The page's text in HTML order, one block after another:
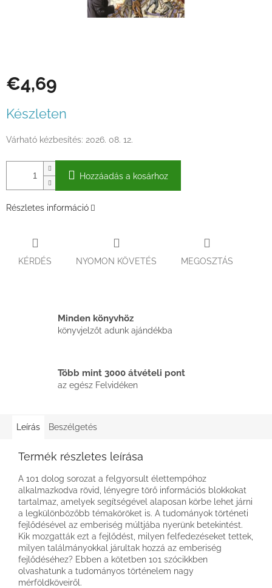
€4,69
Készleten
Várható kézbesítés: 2026. 08. 12.
Hozzáadás a kosárhoz
Részletes információ
KÉRDÉS NYOMON KÖVETÉS MEGOSZTÁS
Minden könyvhöz
könyvjelzőt adunk ajándékba
Több mint 3000 átvételi pont
az egész Felvidéken
Leírás Beszélgetés
Termék részletes leírása
A 101 dolog sorozat a felgyorsult élettempóhoz
alkalmazkodva rövid, lényegre törő információs blokkokat
tartalmaz, amelyek segítségével alaposan körbe lehet járni
a legkülönbözőbb témaköröket is. A tudományok történeti
fejlődésével az emberiség múltjába nyerünk betekintést.
Kik mozgatták ezt a fejlődést, milyen felfedezéseket tettek,
milyen találmányokkal járultak hozzá az emberiség
fejlődéséhez? Ebben a kötetben 101 szócikkben
olvashatunk a tudományos történelem nagy
mérföldköveiről.